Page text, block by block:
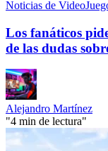
Noticias de
Los fanáticos
de las dudas
Alejandro Martínez
"4 min de lectura"